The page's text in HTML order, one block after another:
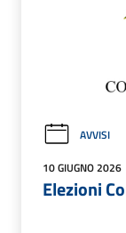
AVVISI
10 GIUGNO 2026
Elezioni